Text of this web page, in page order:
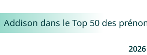
Addison dans le Top 50 des
2026